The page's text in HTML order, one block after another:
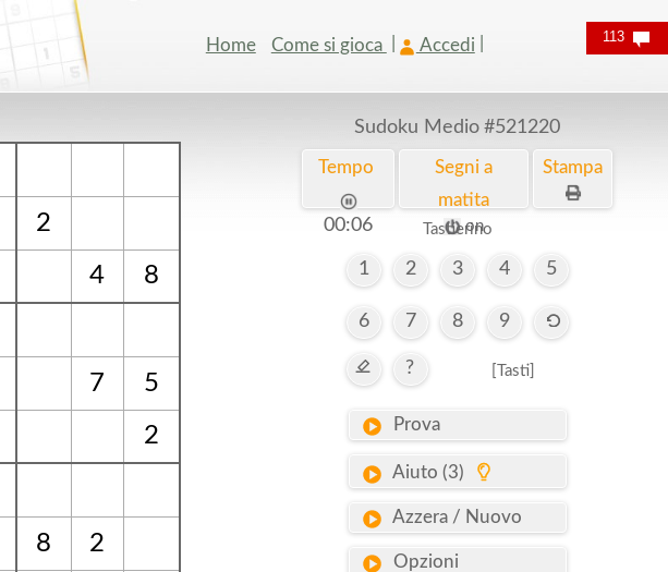
Home Come si gioca Accedi
2
4 8
7
5
2
8
2
Sudoku Medio #521220
Tempo
00:07
Segni a
matita
on
Stampa
Tastierino
1 2 3 4 5
6 7 8 9
? [Tasti]
Prova
Aiuto (3)
Azzera / Nuovo
Opzioni
113